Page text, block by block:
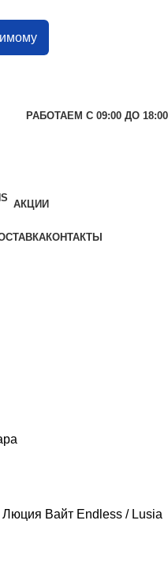
РАБОТАЕМ С 09:00 ДО 18:00
АКЦИИ
КОНТАКТЫ
Люция Вайт Endless / Lusia